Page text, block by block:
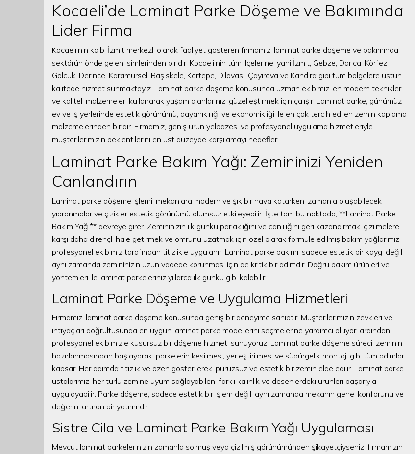
Kocaeli’de Laminat Parke Döşeme ve Bakımında
Lider Firma
Kocaeli’nin kalbi İzmit merkezli olarak faaliyet gösteren firmamız, laminat parke döşeme ve bakımında
sektörün önde gelen isimlerinden biridir. Kocaeli’nin tüm ilçelerine, yani İzmit, Gebze, Darıca, Körfez,
Gölcük, Derince, Karamürsel, Başiskele, Kartepe, Dilovası, Çayırova ve Kandıra gibi tüm bölgelere üstün
kalitede hizmet sunmaktayız. Laminat parke döşeme konusunda uzman ekibimiz, en modern teknikleri
ve kaliteli malzemeleri kullanarak yaşam alanlarınızı güzelleştirmek için çalışır. Laminat parke, günümüz
ev ve iş yerlerinde estetik görünümü, dayanıklılığı ve ekonomikliği ile en çok tercih edilen zemin kaplama
malzemelerinden biridir. Firmamız, geniş ürün yelpazesi ve profesyonel uygulama hizmetleriyle
müşterilerimizin beklentilerini en üst düzeyde karşılamayı hedefler.
Laminat Parke Bakım Yağı: Zemininizi Yeniden
Canlandırın
Laminat parke döşeme işlemi, mekanlara modern ve şık bir hava katarken, zamanla oluşabilecek
yıpranmalar ve çizikler estetik görünümü olumsuz etkileyebilir. İşte tam bu noktada, **Laminat Parke
Bakım Yağı** devreye girer. Zemininizin ilk günkü parlaklığını ve canlılığını geri kazandırmak, çizilmelere
karşı daha dirençli hale getirmek ve ömrünü uzatmak için özel olarak formüle edilmiş bakım yağlarımız,
profesyonel ekibimiz tarafından titizlikle uygulanır. Laminat parke bakımı, sadece estetik bir kaygı değil,
aynı zamanda zemininizin uzun vadede korunması için de kritik bir adımdır. Doğru bakım ürünleri ve
yöntemleri ile laminat parkeleriniz yıllarca ilk günkü gibi kalabilir.
Laminat Parke Döşeme ve Uygulama Hizmetleri
Firmamız, laminat parke döşeme konusunda geniş bir deneyime sahiptir. Müşterilerimizin zevkleri ve
ihtiyaçları doğrultusunda en uygun laminat parke modellerini seçmelerine yardımcı oluyor, ardından
profesyonel ekibimizle kusursuz bir döşeme hizmeti sunuyoruz. Laminat parke döşeme süreci, zeminin
hazırlanmasından başlayarak, parkelerin kesilmesi, yerleştirilmesi ve süpürgelik montajı gibi tüm adımları
kapsar. Her adımda titizlik ve özen gösterilerek, pürüzsüz ve estetik bir zemin elde edilir. Laminat parke
ustalarımız, her türlü zemine uyum sağlayabilen, farklı kalınlık ve desenlerdeki ürünleri başarıyla
uygulayabilir. Parke döşeme, sadece estetik bir işlem değil, aynı zamanda mekanın genel konforunu ve
değerini artıran bir yatırımdır.
Sistre Cila ve Laminat Parke Bakım Yağı Uygulaması
Mevcut laminat parkelerinizin zamanla solmuş veya çizilmiş görünümünden şikayetçiyseniz, firmamızın